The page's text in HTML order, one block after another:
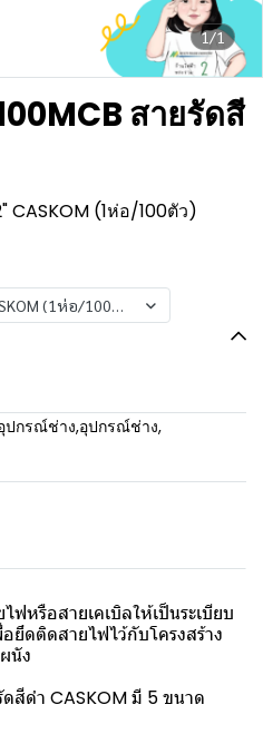
1/1
สายรัดสี
CASKOM (1ห่อ/100ตัว)
(1ห่อ/100ตัว)
ปกรณ์ช่าง,อุปกรณ์ช่าง,
หรือสายเคเบิลให้เป็นระเบียบ
ดติดสายไฟไว้กับโครงสร้าง
นัง
ดสีดำ CASKOM มี 5 ขนาด